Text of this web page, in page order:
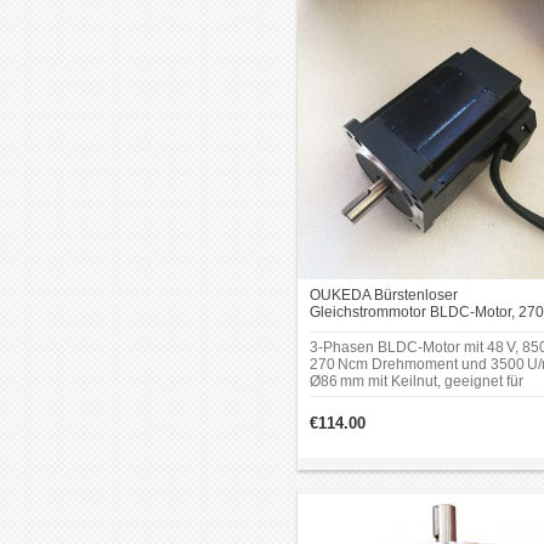
OUKEDA Bürstenloser
Gleichstrommotor BLDC-Motor, 270
Phasen, Ø86 mm mit Keilnut
3-Phasen BLDC-Motor mit 48 V,
270 Ncm Drehmoment und 3500
Ø86 mm mit Keilnut, geeignet für
€114.00